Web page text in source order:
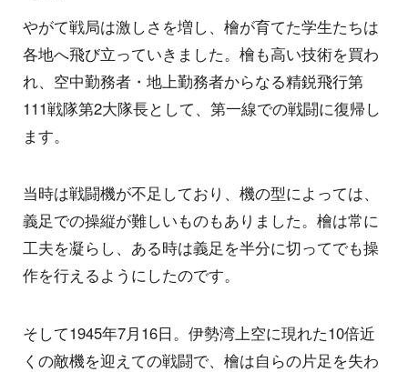
やがて戦局は激しさを増し、檜が育てた学生たちは
各地へ飛び立っていきました。檜も高い技術を買わ
れ、空中勤務者・地上勤務者からなる精鋭飛行第
111戦隊第2大隊長として、第一線での戦闘に復帰し
ます。
当時は戦闘機が不足しており、機の型によっては、
義足での操縦が難しいものもありました。檜は常に
工夫を凝らし、ある時は義足を半分に切ってでも操
作を行えるようにしたのです。
そして1945年7月16日。伊勢湾上空に現れた10倍近
くの敵機を迎えての戦闘で、檜は自らの片足を失わ